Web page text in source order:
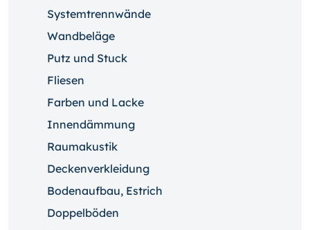
Systemtrennwände
Wandbeläge
Putz und Stuck
Fliesen
Farben und Lacke
Innendämmung
Raumakustik
Deckenverkleidung
Bodenaufbau, Estrich
Doppelböden